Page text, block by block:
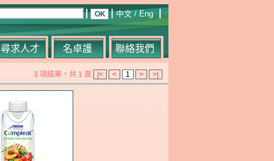
尋求人才 名卓護 聯絡我們
中文 /Eng
3 項結果，共 1 頁 |< < 1 > >|